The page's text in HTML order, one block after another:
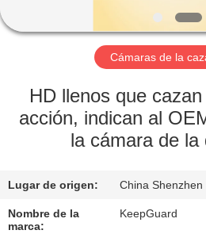
VÍDEOS
NOSOTROS
RECORRIDO
LA
FÁBRICA
Cámaras de la
HD llenos que
acción, indican al
la cámara de la
Lugar de origen: China Shenzhen
Nombre de la
marca:
KeepGuard